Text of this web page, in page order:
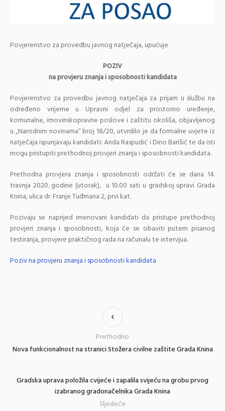
Povjerenstvo za provedbu javnog natječaja, upućuje
POZIV
na provjeru znanja i sposobnosti kandidata
Povjerenstvo za provedbu javnog natječaja za prijam u službu na
određeno vrijeme u Upravni odjel za prostorno uređenje,
komunalne, imovinskopravne poslove i zaštitu okoliša, objavljenog
u „Narodnim novinama“ broj 18/20, utvrdilo je da formalne uvjete iz
natječaja ispunjavaju kandidati: Anda Raspudić i Dino Barišić te da isti
mogu pristupiti prethodnoj provjeri znanja i sposobnosti kandidata.
Prethodna provjera znanja i sposobnosti održati će se dana 14.
travnja 2020. godine (utorak), u 10.00 sati u gradskoj upravi Grada
Knina, ulica dr. Franje Tuđmana 2, prvi kat.
Pozivaju se naprijed imenovani kandidati da pristupe prethodnoj
provjeri znanja i sposobnosti, koja će se obaviti putem pisanog
testiranja, provjere praktičnog rada na računalu te intervjua.
Poziv na provjeru znanja i sposobnosti kandidata
Nova funkcionalnost na stranici Stožera civilne zaštite Grada Knina
Prethodno
Gradska uprava položila cvijeće i zapalila svijeću na grobu prvog
izabranog gradonačelnika Grada Knina
Sljedeće